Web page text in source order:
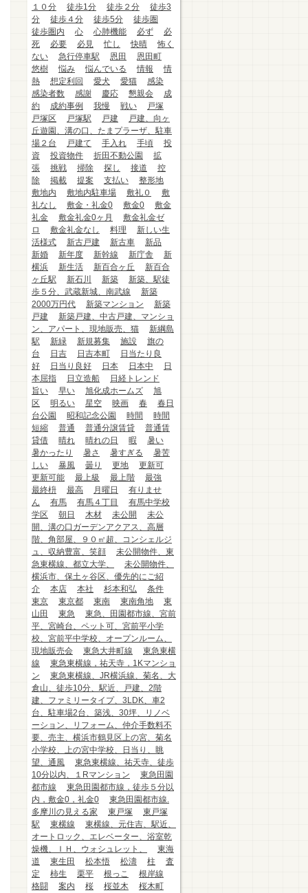
１０分
徒歩1分 徒歩２分
徒歩3
分
徒歩４分 徒歩5分
徒歩圏
徒歩圏内
心 心肺機能 必ず
必
死
必要 必見 忙し 快晴
怖く
ない
急行停車駅 恩田
恩田町
悠樹
悩み 悩んでいる 情報
情
熱
想定利回 愛犬 愛猫
感染
感染者数
感謝 慶応 懇親会
成
約
成約事例 我慢 戦い
戸塚
戸塚区
戸塚駅 戸建
戸建、向ヶ
丘遊園、溝の口、たまプラーザ、駐車
場２台
戸建て 手入れ 手頃
投
資
投資物件 折田不動公園
拡
張
挑戦 掃除 探し 接道
控
除
掲載 提案 支払い
整形地
敷地内
敷地内駐車場 敷礼０
敷
礼なし
敷金・礼金0 敷金0
敷金
礼金
敷金礼金0ヶ月
敷金礼金ゼ
ロ
敷金礼金なし 料理
新しい生
活様式
新古戸建 新古車
新品
新婚
新年度 新幹線 新庁舎
新
横浜
新生活 新百合ヶ丘
新百合
ヶ丘駅
新石川 新築
新築、駅徒
歩５分、武蔵新城、南武線
新築
2000万円代
新築マンション
新築
戸建
新築戸建、中古戸建、マンショ
ン、アパート、現地販売、猫
新綱島
駅
新緑 新規募集 施設
旗の
台
日吉 日吉本町
日当たり良
好
日当り良好 日本 日本中
日
本屈指
日立造船
日経トレンド
旨い
早い 旭化成ホームズ
旭
区
明るい 星空 映画 春
春日
台公園
昭和記念公園 時間
時間
短縮
普通 普通分譲賃貸
普通賃
貸借
晴れ 晴れの日 暇
暑い
暑かったり
暑さ 暑すぎる
暑苦
しい
暴風 曇り 更地
更新可
更新可能
最上級 最上階
最強
最終枡
最高 月曜日
有りませ
ん
有馬 有馬４丁目
有馬中学校
学区
朝日 木材 未公開
未公
開、溝の口ガーデンアクアス、高層
階、角部屋、９０㎡超、コンシェルジ
ュ、収納豊富、笑顔
未公開物件、東
急東横線、都立大学、
未公開物件、
横浜市、保土ヶ谷区、優先的にご紹
介
本店 本社 杉本和弘
条件
東京
東京都 東南 東南角地
東
山田
東急
東急、田園都市線、宮前
平、宮崎台、ペット可、宮前平小学
校、宮前平中学校、オープンルーム、
現地販売会
東急大井町線
東急東横
線
東急東横線，祐天寺，1Kマンショ
ン
東急東横線、JR横浜線、菊名、大
倉山、徒歩10分、駅近、戸建、2階
建、ファミリータイプ、3LDK、車2
台、駐車場2台、築浅、30坪、リノベ
ーション、リフォーム、仲介手数料不
要、売主、横浜市鶴見区上の宮、菊名
小学校、上の宮中学校、日当り、眺
望、通風
東急東横線、祐天寺、徒歩
10分以内、１Rマンション
東急田園
都市線
東急田園都市線，徒歩５分以
内，敷金0，礼金0
東急田園都市線.
多摩川の見える家
東戸塚
東戸塚
駅
東横線
東横線、元住吉、駅近、
オートロック、エレベーター、浴室乾
燥機、ＩＨ、ウォシュレット、
東海
道
東生田 松本悟 松濤 柱
査
定
柿生 栗平 根っこ
根岸線
格闘
案内 桜 桜並木
桜木町